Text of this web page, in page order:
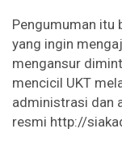
Pengumuman itu
yang ingin
mengansur
mencicil UKT
administrasi dan
resmi http://